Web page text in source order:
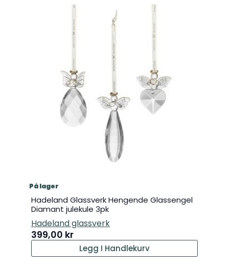
På lager
Hadeland Glassverk Hengende Glassengel
Diamant julekule 3pk
Hadeland glassverk
399,00 kr
Legg I Handlekurv